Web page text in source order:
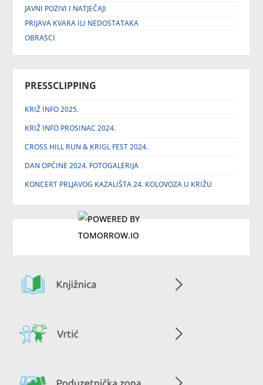
JAVNI POZIVI I NATJEČAJI
PRIJAVA KVARA ILI NEDOSTATAKA
OBRASCI
PRESSCLIPPING
KRIŽ INFO 2025.
KRIŽ INFO PROSINAC 2024.
CROSS HILL RUN & KRIGL FEST 2024.
DAN OPĆINE 2024. FOTOGALERIJA
KONCERT PRLJAVOG KAZALIŠTA 24. KOLOVOZA U KRIŽU